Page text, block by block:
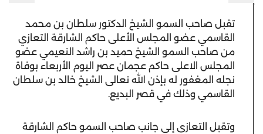
تقبل صاحب السمو الشيخ الدكتور سلطان بن محمد
القاسمي عضو المجلس الأعلى حاكم الشارقة التعازي
من صاحب السمو الشيخ حميد بن راشد النعيمي عضو
المجلس الاعلى حاكم عجمان عصر اليوم الأربعاء بوفاة
نجله المغفور له بإذن الله تعالى الشيخ خالد بن سلطان
القاسمي وذلك في قصر البديع.
وتقبل التعازي إلى جانب صاحب السمو حاكم الشارقة